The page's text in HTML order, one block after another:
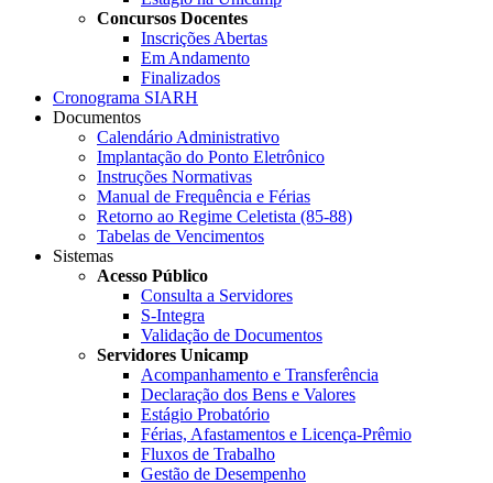
Concursos Docentes
Inscrições Abertas
Em Andamento
Finalizados
Cronograma SIARH
Documentos
Calendário Administrativo
Implantação do Ponto Eletrônico
Instruções Normativas
Manual de Frequência e Férias
Retorno ao Regime Celetista (85-88)
Tabelas de Vencimentos
Sistemas
Acesso Público
Consulta a Servidores
S-Integra
Validação de Documentos
Servidores Unicamp
Acompanhamento e Transferência
Declaração dos Bens e Valores
Estágio Probatório
Férias, Afastamentos e Licença-Prêmio
Fluxos de Trabalho
Gestão de Desempenho